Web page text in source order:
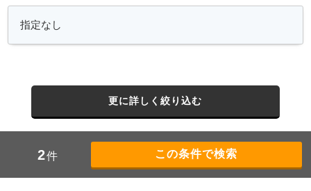
更に詳しく絞り込む
2件